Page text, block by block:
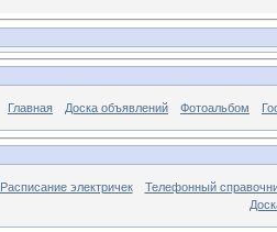
Главная Доска объявлений Фотоальбом
Расписание электричек
Телефонный